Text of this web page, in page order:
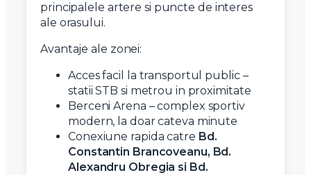
principalele artere si puncte de interes
ale orasului.
Avantaje ale zonei:
Acces facil la transportul public –
statii STB si metrou in proximitate
Berceni Arena – complex sportiv
modern, la doar cateva minute
Conexiune rapida catre Bd.
Constantin Brancoveanu, Bd.
Alexandru Obregia si Bd.